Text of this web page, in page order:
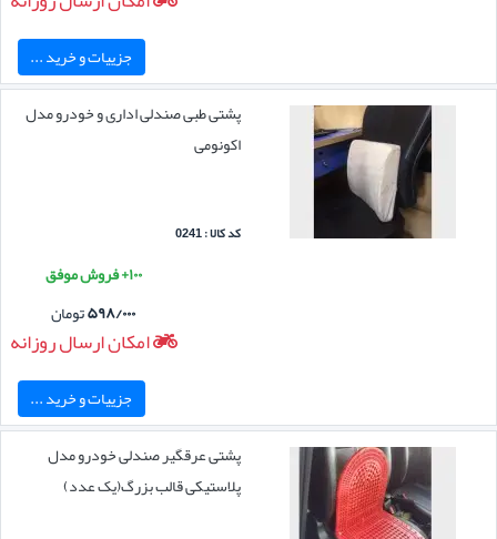
جزییات و خرید ...
پشتی طبی صندلی اداری و خودرو مدل
اکونومی
کد کالا : 0241
۱۰۰+ فروش موفق
۵۹۸/۰۰۰تومان
امکان ارسال روزانه
جزییات و خرید ...
پشتی عرقگیر صندلی خودرو مدل
پلاستیکی قالب بزرگ(یک عدد)